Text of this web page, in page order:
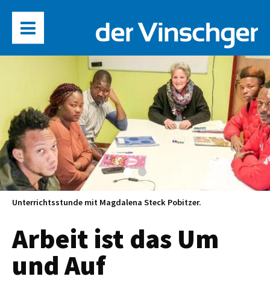
Unterrichtsstunde mit Magdalena Steck Pobitzer.
Arbeit ist das Um
und Auf